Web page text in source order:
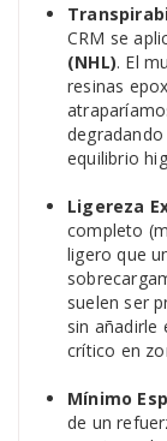
CRM se
(NHL). El
resinas
equilibrio
Ligereza
completo
ligero que
suelen ser
sin añadirle
crítico en
Mínimo
de un